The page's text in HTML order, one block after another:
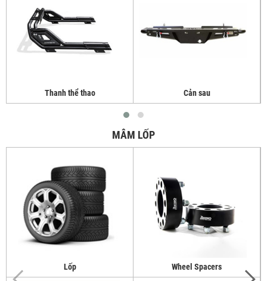
Thanh thể thao Cản sau
MÂM LỐP
Lốp Wheel Spacers